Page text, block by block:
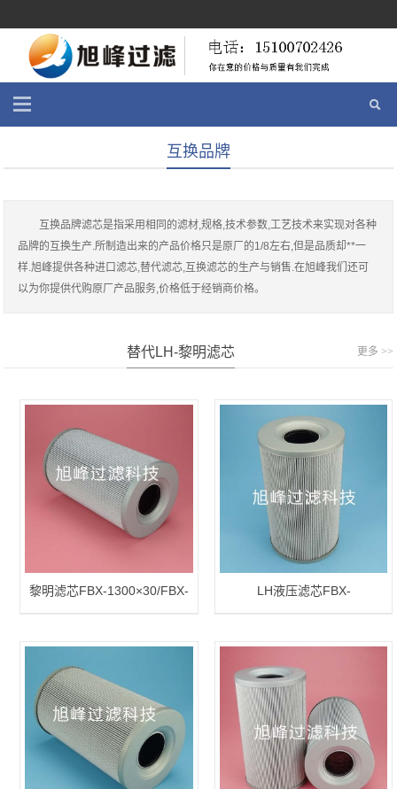
互换品牌
互换品牌滤芯是指采用相同的滤材,规格,技术参数,工艺技术来实现对各种
品牌的互换生产.所制造出来的产品价格只是原厂的1/8左右,但是品质却**一
样.旭峰提供各种进口滤芯,替代滤芯,互换滤芯的生产与销售.在旭峰我们还可
以为你提供代购原厂产品服务,价格低于经销商价格。
替代LH-黎明滤芯 更多 >>
黎明滤芯FBX-1300×30/FBX-
LH液压滤芯FBX-